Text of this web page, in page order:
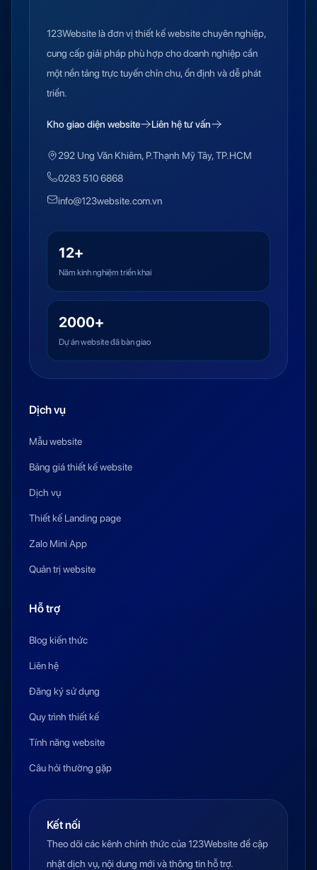
123Website là đơn vị thiết kế website chuyên nghiệp,
cung cấp giải pháp phù hợp cho doanh nghiệp cần
một nền tảng trực tuyến chỉn chu, ổn định và dễ phát
triển.
Kho giao diện website Liên hệ tư vấn
292 Ung Văn Khiêm, P.Thạnh Mỹ Tây, TP.HCM
0283 510 6868
info@123website.com.vn
12+
Năm kinh nghiệm triển khai
2000+
Dự án website đã bàn giao
Dịch vụ
Mẫu website
Bảng giá thiết kế website
Dịch vụ
Thiết kế Landing page
Zalo Mini App
Quản trị website
Hỗ trợ
Blog kiến thức
Liên hệ
Đăng ký sử dụng
Quy trình thiết kế
Tính năng website
Câu hỏi thường gặp
Kết nối
Theo dõi các kênh chính thức của 123Website để cập
nhật dịch vụ, nội dung mới và thông tin hỗ trợ.